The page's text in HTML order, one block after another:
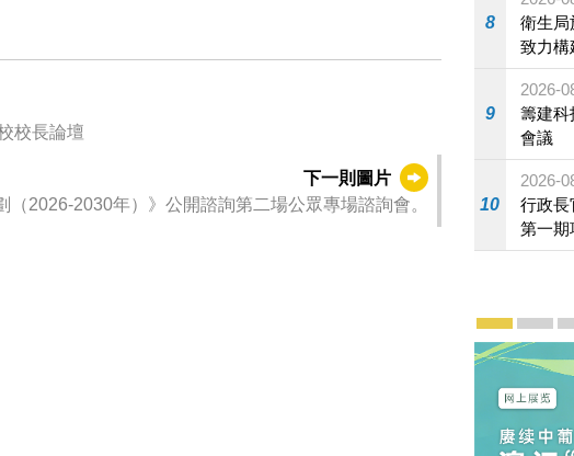
行政長官岑浩輝為宣誓就職
校長論壇
下一則圖片
2026-2030年）》公開諮詢第二場公眾專場諮詢會。
8
衛生局
致力構
9
2026-
籌建科
會議
10
2026-
行政長
第一期
宣傳及
賡續中
澳